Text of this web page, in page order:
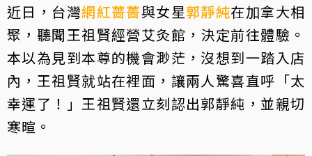
近日，台灣網紅薔薔與女星郭靜純在加拿大相
聚，聽聞王祖賢經營艾灸館，決定前往體驗。
本以為見到本尊的機會渺茫，沒想到一踏入店
內，王祖賢就站在裡面，讓兩人驚喜直呼「太
幸運了！」王祖賢還立刻認出郭靜純，並親切
寒暄。